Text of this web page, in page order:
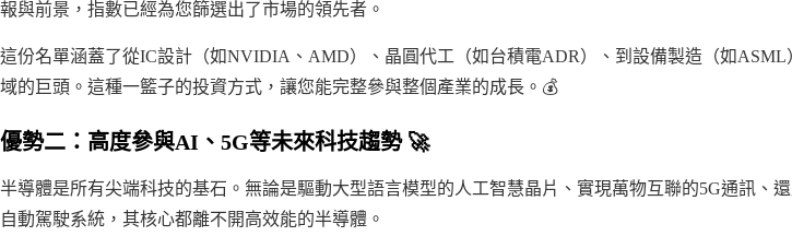
報與前景，指數已經為您篩選出了市場的領先者。
這份名單涵蓋了從IC設計（如NVIDIA、AMD）、晶圓代工（如台積電ADR）、到設備製造（如ASML
域的巨頭。這種一籃子的投資方式，讓您能完整參與整個產業的成長。💰
優勢二：高度參與AI、5G等未來科技趨勢 🚀
半導體是所有尖端科技的基石。無論是驅動大型語言模型的人工智慧晶片、實現萬物互聯的5G通訊、
自動駕駛系統，其核心都離不開高效能的半導體。